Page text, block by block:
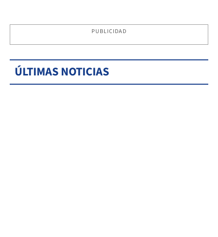
PUBLICIDAD
ÚLTIMAS NOTICIAS